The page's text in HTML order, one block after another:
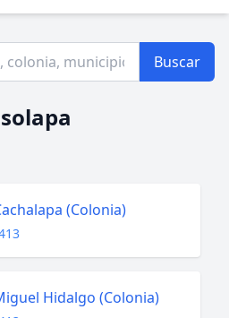
Buscar
(Colonia)
Hidalgo (Colonia)